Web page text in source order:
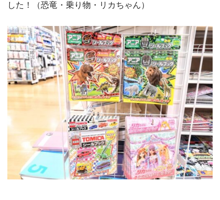
した！（恐竜・乗り物・リカちゃん）